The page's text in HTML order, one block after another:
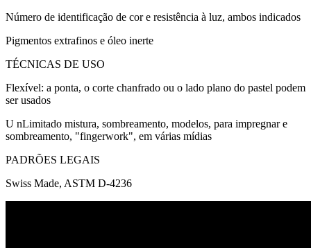
Número de identificação de cor e resistência à luz, ambos indicados
Pigmentos extrafinos e óleo inerte
TÉCNICAS DE USO
Flexível: a ponta, o corte chanfrado ou o lado plano do pastel podem
ser usados
U nLimitado mistura, sombreamento, modelos, para impregnar e
sombreamento, "fingerwork", em várias mídias
PADRÕES LEGAIS
Swiss Made, ASTM D-4236